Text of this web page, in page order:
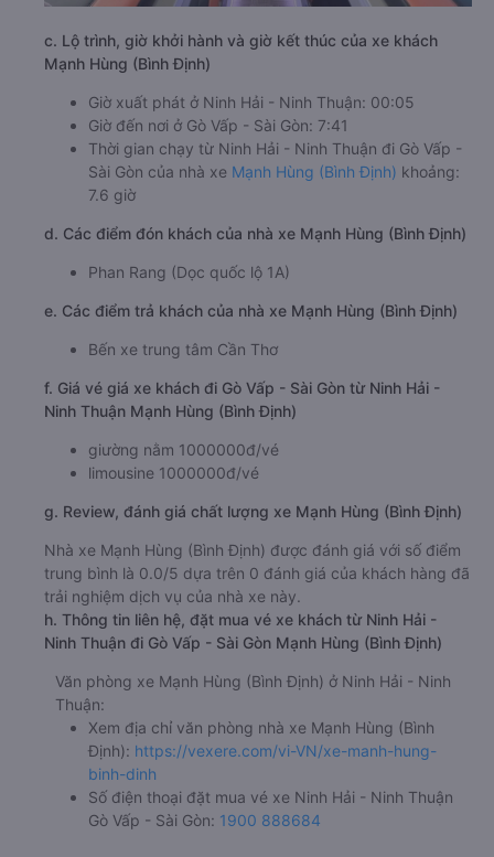
c. Lộ trình, giờ khởi hành và giờ kết thúc của xe khách
Mạnh Hùng (Bình Định)
Giờ xuất phát ở Ninh Hải - Ninh Thuận: 00:05
Giờ đến nơi ở Gò Vấp - Sài Gòn: 7:41
Thời gian chạy từ Ninh Hải - Ninh Thuận đi Gò Vấp -
Sài Gòn của nhà xe Mạnh Hùng (Bình Định) khoảng:
7.6 giờ
d. Các điểm đón khách của nhà xe Mạnh Hùng (Bình Định)
Phan Rang (Dọc quốc lộ 1A)
e. Các điểm trả khách của nhà xe Mạnh Hùng (Bình Định)
Bến xe trung tâm Cần Thơ
f. Giá vé giá xe khách đi Gò Vấp - Sài Gòn từ Ninh Hải -
Ninh Thuận Mạnh Hùng (Bình Định)
giường nằm 1000000đ/vé
limousine 1000000đ/vé
g. Review, đánh giá chất lượng xe Mạnh Hùng (Bình Định)
Nhà xe Mạnh Hùng (Bình Định) được đánh giá với số điểm
trung bình là 0.0/5 dựa trên 0 đánh giá của khách hàng đã
trải nghiệm dịch vụ của nhà xe này.
h. Thông tin liên hệ, đặt mua vé xe khách từ Ninh Hải -
Ninh Thuận đi Gò Vấp - Sài Gòn Mạnh Hùng (Bình Định)
Văn phòng xe Mạnh Hùng (Bình Định) ở Ninh Hải - Ninh
Thuận:
Xem địa chỉ văn phòng nhà xe Mạnh Hùng (Bình
Định): https://vexere.com/vi-VN/xe-manh-hung-
binh-dinh
Số điện thoại đặt mua vé xe Ninh Hải - Ninh Thuận
Gò Vấp - Sài Gòn: 1900 888684